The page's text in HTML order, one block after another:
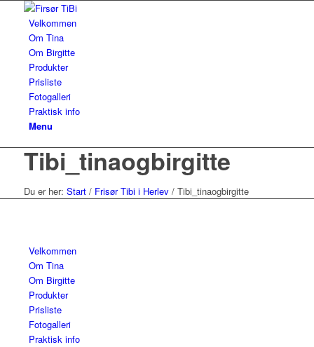
Velkommen
Om Tina
Om Birgitte
Produkter
Prisliste
Fotogalleri
Praktisk info
Menu
Tibi_tinaogbirgitte
Du er her: Start / Frisør Tibi i Herlev / Tibi_tinaogbirgitte
Velkommen
Om Tina
Om Birgitte
Produkter
Prisliste
Fotogalleri
Praktisk info